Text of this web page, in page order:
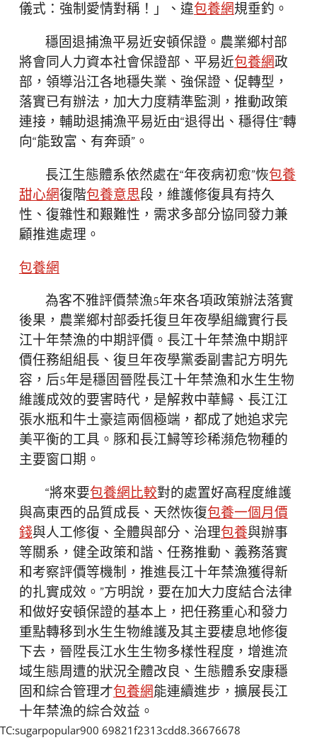
儀式：強制愛情對稱！」、違包養網規垂釣。
穩固退捕漁平易近安頓保證。農業鄉村部
將會同人力資本社會保證部、平易近包養網政
部，領導沿江各地穩失業、強保證、促轉型，
落實已有辦法，加大力度精準監測，推動政策
連接，輔助退捕漁平易近由“退得出、穩得住”轉
向“能致富、有奔頭”。
長江生態體系依然處在“年夜病初愈”恢包養
甜心網復階包養意思段，維護修復具有持久
性、復雜性和艱難性，需求多部分協同發力兼
顧推進處理。
包養網
為客不雅評價禁漁5年來各項政策辦法落實
後果，農業鄉村部委托復旦年夜學組織實行長
江十年禁漁的中期評價。長江十年禁漁中期評
價任務組組長、復旦年夜學黨委副書記方明先
容，后5年是穩固晉陞長江十年禁漁和水生生物
維護成效的要害時代，是解救中華鱘、長江江
張水瓶和牛土豪這兩個極端，都成了她追求完
美平衡的工具。豚和長江鱘等珍稀瀕危物種的
主要窗口期。
“將來要包養網比較對的處置好高程度維護
與高東西的品質成長、天然恢復包養一個月價
錢與人工修復、全體與部分、治理包養與辦事
等關系，健全政策和諧、任務推動、義務落實
和考察評價等機制，推進長江十年禁漁獲得新
的扎實成效。”方明說，要在加大力度結合法律
和做好安頓保證的基本上，把任務重心和發力
重點轉移到水生生物維護及其主要棲息地修復
下去，晉陞長江水生生物多樣性程度，增進流
域生態周遭的狀況全體改良、生態體系安康穩
固和綜合管理才包養網能連續進步，擴展長江
十年禁漁的綜合效益。
TC:sugarpopular900 69821f2313cdd8.36676678